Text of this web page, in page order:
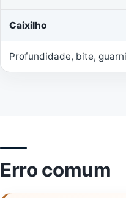
Caixilho
Profundidade, bite,
Erro comum